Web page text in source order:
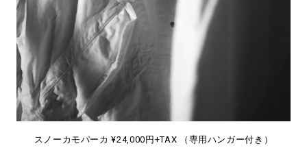
スノーカモパーカ ¥24,000円+TAX （専用ハンガー付き）